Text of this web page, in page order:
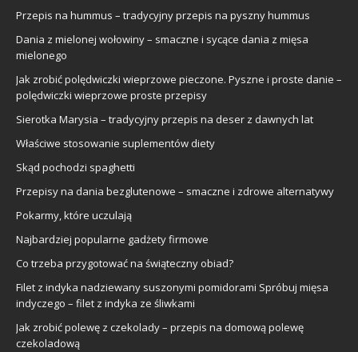
Przepis na hummus – tradycyjny przepis na pyszny hummus
Dania z mielonej wołowiny – smaczne i sycące dania z mięsa
mielonego
Jak zrobić polędwiczki wieprzowe pieczone. Pyszne i proste danie –
polędwiczki wieprzowe proste przepisy
Sierotka Marysia – tradycyjny przepis na deser z dawnych lat
Właściwe stosowanie suplementów diety
Skąd pochodzi spaghetti
Przepisy na dania bezglutenowe – smaczne i zdrowe alternatywy
Pokarmy, które uczulają
Najbardziej popularne gadżety firmowe
Co trzeba przygotować na świąteczny obiad?
Filet z indyka nadziewany suszonymi pomidorami Spróbuj mięsa
indyczego – filet z indyka ze śliwkami
Jak zrobić polewę z czekolady – przepis na domową polewę
czekoladową